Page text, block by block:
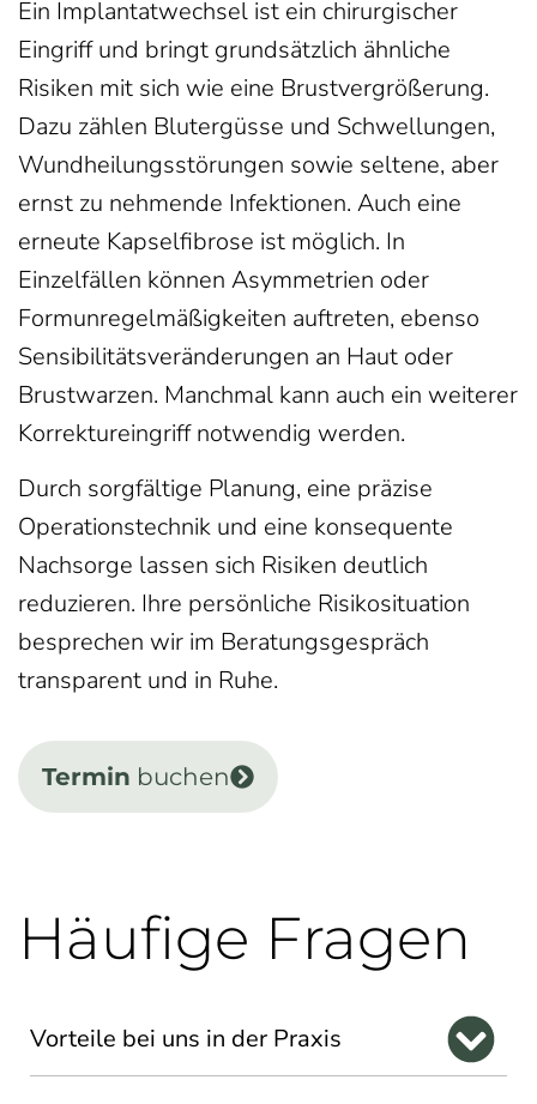
Ein Implantatwechsel ist ein chirurgischer
Eingriff und bringt grundsätzlich ähnliche
Risiken mit sich wie eine Brustvergrößerung.
Dazu zählen Blutergüsse und Schwellungen,
Wundheilungsstörungen sowie seltene, aber
ernst zu nehmende Infektionen. Auch eine
erneute Kapselfibrose ist möglich. In
Einzelfällen können Asymmetrien oder
Formunregelmäßigkeiten auftreten, ebenso
Sensibilitätsveränderungen an Haut oder
Brustwarzen. Manchmal kann auch ein weiterer
Korrektureingriff notwendig werden.
Durch sorgfältige Planung, eine präzise
Operationstechnik und eine konsequente
Nachsorge lassen sich Risiken deutlich
reduzieren. Ihre persönliche Risikosituation
besprechen wir im Beratungsgespräch
transparent und in Ruhe.
Termin buchen
Häufige Fragen
Vorteile bei uns in der Praxis